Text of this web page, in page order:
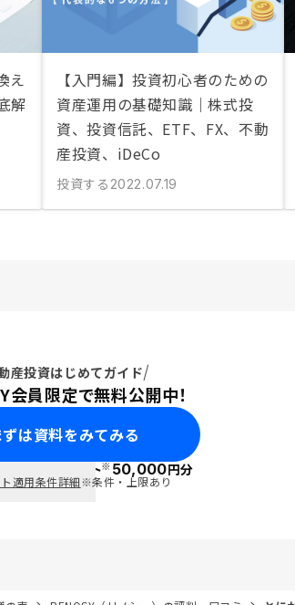
え
解
【入門編】投資初心者のための
資産運用の基礎知識｜株式投
資、投資信託、ETF、FX、不動
産投資、iDeCo
投資する 2022.07.19
産投資はじめてガイド
会員限定で無料公開中！
ずは資料をみてみる
ポイント※50,000円分
適用条件詳細※条件・上限あり